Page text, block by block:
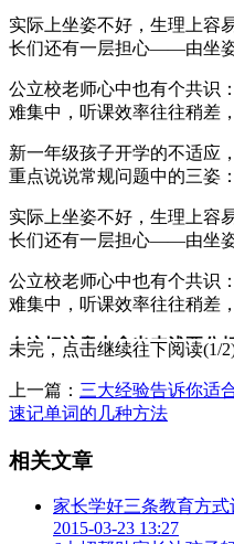
实际上坐姿不好，生理上容
长们还有一层担心——由坐姿
公立校老师心中也有个共识
难集中，听课效率往往稍差
新一年级孩子开学的不适应
重点说说常规问题中的三姿
实际上坐姿不好，生理上容
长们还有一层担心——由坐姿
公立校老师心中也有个共识
难集中，听课效率往往稍差
在这把注意力拿出来浅要分析
注意力分有意注意和无意注
己能控制的。大部分6-8岁孩
和坚持的。
注意力不集中、坐姿不正确
对于一年级孩子讲，一个习
未完，点击继续往下阅读(1/
上一篇： 三大经验告诉你适
速记单词的几种方法
相关文章
家长学好三条教育方
2015-03-23 13:27